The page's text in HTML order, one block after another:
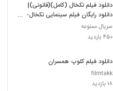
دانلود فیلم تکخال (کامل)(قانونی)|
دانلود رایگان فیلم سینمایی تکخال-
(online)(HD)
سریال ممنوعه
۴۵۰ بازدید
دانلود فیلم کلوپ همسران
filmtakk
۱۸ بازدید